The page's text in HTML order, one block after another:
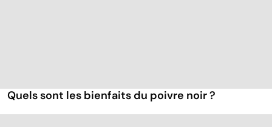
Quels sont les bienfaits du poivre noir ?